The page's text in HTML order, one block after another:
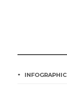
INFOGRAPHIC